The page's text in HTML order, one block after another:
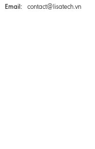
Email: contact@lisatech.vn